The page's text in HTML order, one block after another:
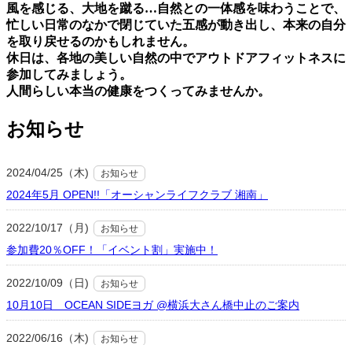
⾵を感じる、⼤地を蹴る…⾃然との⼀体感を味わうことで、
忙しい⽇常のなかで閉じていた五感が動き出し、本来の⾃分
を取り戻せるのかもしれません。
休⽇は、各地の美しい⾃然の中でアウトドアフィットネスに
参加してみましょう。
⼈間らしい本当の健康をつくってみませんか。
お知らせ
2024/04/25（木) お知らせ
2024年5月 OPEN!!「オーシャンライフクラブ 湘南」
2022/10/17（月) お知らせ
参加費20％OFF！「イベント割」実施中！
2022/10/09（日) お知らせ
10月10日 OCEAN SIDEヨガ @横浜大さん橋中止のご案内
2022/06/16（木) お知らせ